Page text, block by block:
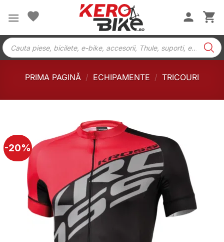
Products
search
PRIMA PAGINĂ / ECHIPAMENTE / TRICOURI
-20%